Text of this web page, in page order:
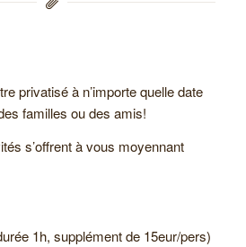
privatisé à n’importe quelle date
familles ou des amis!
s’offrent à vous moyennant
1h, supplément de 15eur/pers)